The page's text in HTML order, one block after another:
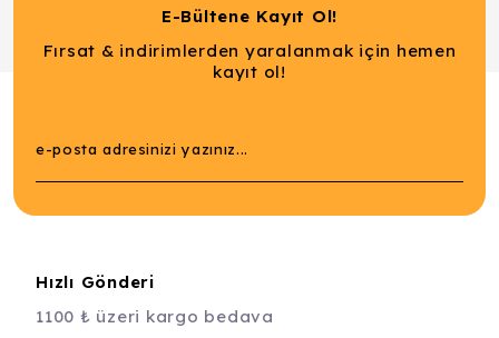
E-Bültene Kayıt Ol!
Fırsat & indirimlerden yaralanmak için hemen
kayıt ol!
Hızlı Gönderi
1100 ₺ üzeri kargo bedava